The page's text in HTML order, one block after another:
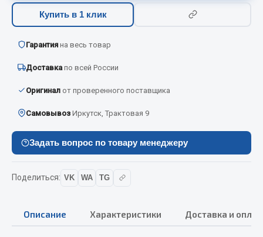
Масла
Охладжающие жидкости
Технические жидкости
Весь раздел
Болты
Гайки
Пресс-масленки
Пружины
Купить в 1 клик
Гарантия на весь товар
Доставка по всей России
Оригинал от проверенного поставщика
Самовывоз Иркутск, Трактовая 9
Задать вопрос по товару менеджеру
Поделиться: VK WA TG
Описание Характеристики Доставка и